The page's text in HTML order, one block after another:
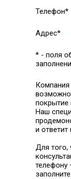
Телефон*
Адрес*
* - поля
Компания
покрытие
Наш
и
Для того,
телефону